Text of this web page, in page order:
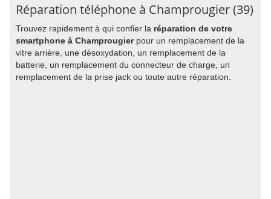
Réparation téléphone à Champrougier (39)
Trouvez rapidement à qui confier la réparation de votre
smartphone à Champrougierpour un remplacement de la
vitre arrière, une désoxydation, un remplacement de la
batterie, un remplacement du connecteur de charge, un
remplacement de la prise jack ou toute autre réparation.